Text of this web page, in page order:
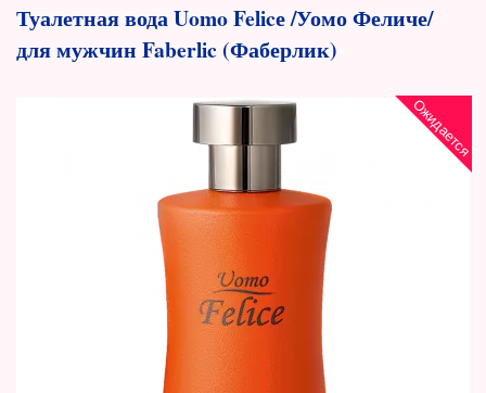
Туалетная вода Uomo Felicе /Уомо Феличе/
для мужчин Faberlic (Фаберлик)
Ожидается